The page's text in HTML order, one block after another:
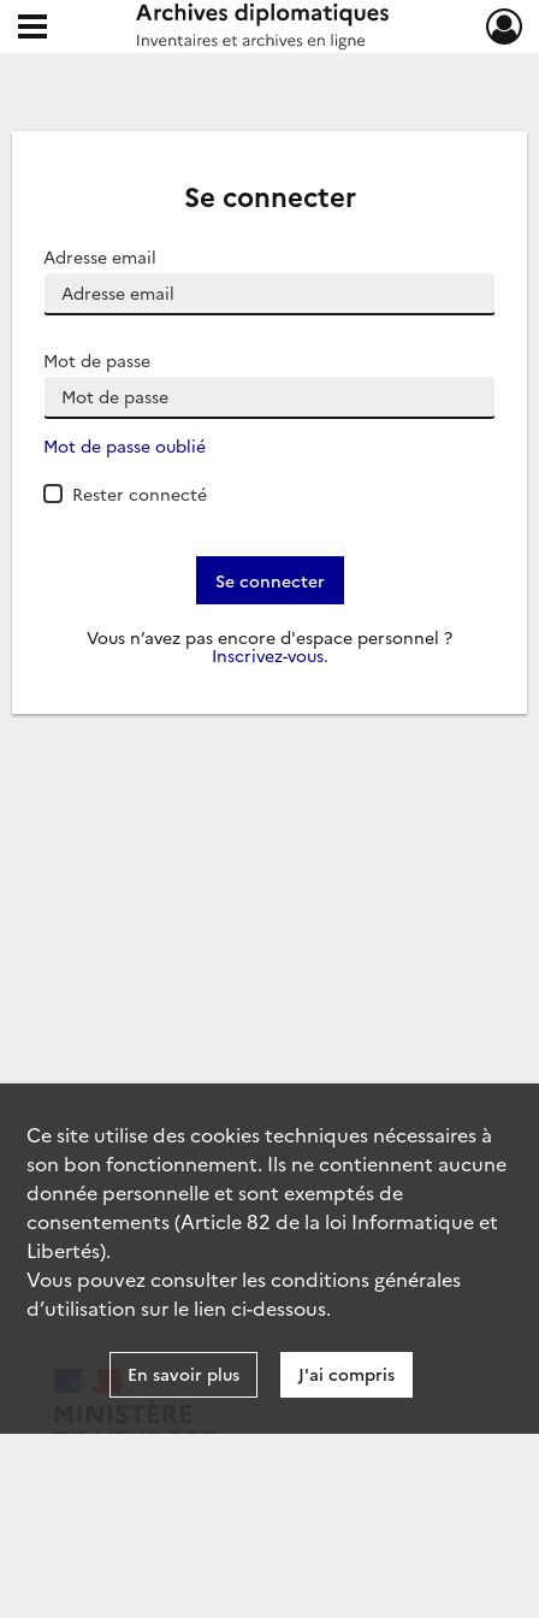
Archives diplomatiques
Ouvrir le menu déroulant
Se connecter
Adresse email
Mot de passe
Mot de passe oublié
Rester connecté
Se connecter
Vous n’avez pas encore d'espace personnel ?
Inscrivez-vous.
Ce site utilise descookiestechniques nécessaires à
son bon fonctionnement. Ils ne contiennent aucune
donnée personnelle et sont exemptés de
consentements (Article 82 de la loi Informatique et
Libertés).
Vous pouvez consulter les conditions générales
d’utilisation sur le lien ci-dessous.
En savoir plus J'ai compris